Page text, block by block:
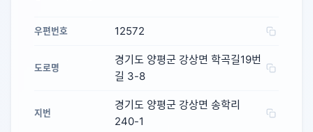
우편번호 12572
도로명
경기도 양평군 강상면 학곡길19번
길 3-8
지번
경기도 양평군 강상면 송학리
240-1